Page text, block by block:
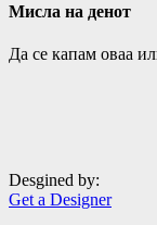
Мисла на денот
Да се капам оваа
Desgined by:
Get a Designer